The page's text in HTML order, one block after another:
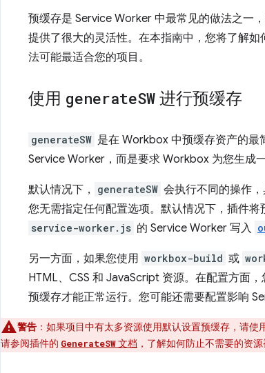
预缓存是 Service Worker 中最常见的做法之一
提供了很大的灵活性。在本指南中，您将了解如
法可能最适合您的项目。
使用 generateSW 进行预缓存
generateSW 是在 Workbox 中预缓存资产的最
Service Worker，而是要求 Workbox 为您生成
默认情况下， generateSW 会执行不同的操作
您无需指定任何配置选项。默认情况下，插件
service-worker.js 的 Service Worker 写入
另一方面，如果您使用 workbox-build 或
HTML、CSS 和 JavaScript 资源。在配置方面
预缓存才能正常运行。您可能还需要配置影响
警告 ：如果项目中有太多资源使用默认设置预缓存，请使
请参阅插件的 GenerateSW文档 ，了解如何防止不需要的资